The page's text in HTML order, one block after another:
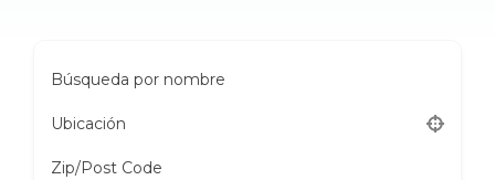
Búsqueda por nombre
Ubicación
Zip/Post Code